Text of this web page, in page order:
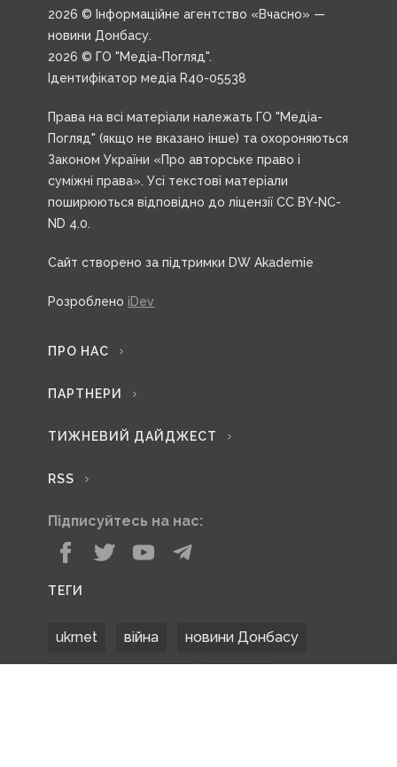
2026 © Інформаційне агентство «Вчасно» —
новини Донбасу.
2026 © ГО "Медіа-Погляд".
Ідентифікатор медіа R40-05538
Права на всі матеріали належать ГО "Медіа-
Погляд" (якщо не вказано інше) та охороняються
Законом України «Про авторське право і
суміжні права». Усі текстові матеріали
поширюються відповідно до ліцензії CC BY-NC-
ND 4.0.
Сайт створено за підтримки DW Akademie
Розроблено iDev
ПРО НАС
ПАРТНЕРИ
ТИЖНЕВИЙ ДАЙДЖЕСТ
RSS
Підписуйтесь на нас:
ТЕГИ
ukrnet війна новини Донбасу